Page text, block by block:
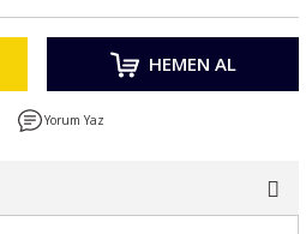
HEMEN AL
Yorum Yaz